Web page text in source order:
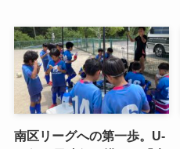
南区リーグへの第一歩。U-